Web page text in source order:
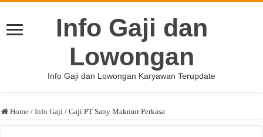
Info Gaji dan
Lowongan
Info Gaji dan Lowongan Karyawan Terupdate
Home / Info Gaji / Gaji PT Sany Makmur Perkasa